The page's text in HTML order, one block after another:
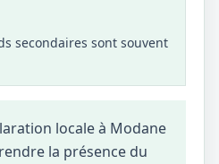
secondaires sont souvent
locale à Modane
la présence du